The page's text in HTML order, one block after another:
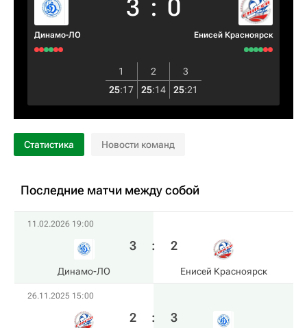
Динамо-ЛО
3 : 0
Енисей Красноярск
1 2
3
25:17 25:14 25:21
Статистика Новости команд
Последние матчи между собой
11.02.2026 19:00
Динамо-ЛО
3 : 2
Енисей Красноярск
26.11.2025 15:00
2 : 3